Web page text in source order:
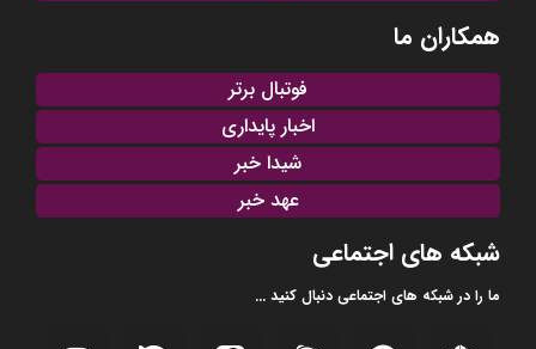
همکاران ما
فوتبال برتر
اخبار پایداری
شیدا خبر
عهد خبر
شبکه های اجتماعی
ما را در شبکه های اجتماعی دنبال کنید ...